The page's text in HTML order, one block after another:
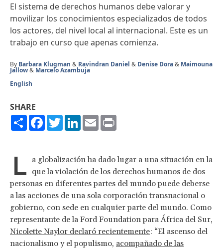
El sistema de derechos humanos debe valorar y
movilizar los conocimientos especializados de todos
los actores, del nivel local al internacional. Este es un
trabajo en curso que apenas comienza.
By Barbara Klugman & Ravindran Daniel & Denise Dora& Maimouna
Jallow& Marcelo Azambuja
English
SHARE
ShareFacebook
TwitterLinkedIn
Email
L a globalización ha dado lugar a una situación en la
que la violación de los derechos humanos de dos
personas en diferentes partes del mundo puede deberse
a las acciones de una sola corporación transnacional o
gobierno, con sede en cualquier parte del mundo. Como
representante de la Ford Foundation para África del Sur,
Nicolette Naylor declaró recientemente: “El ascenso del
nacionalismo y el populismo, acompañado de las